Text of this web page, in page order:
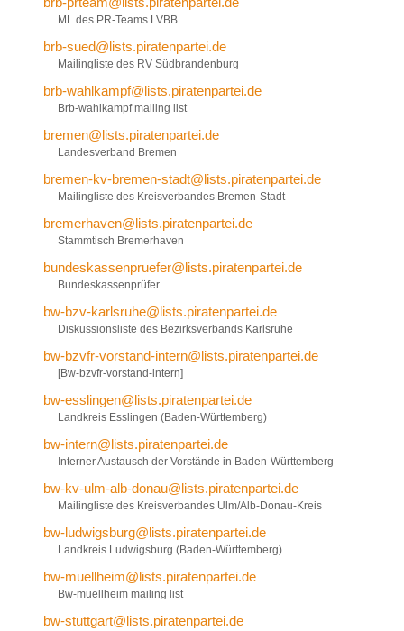
ML des PR-Teams LVBB
brb-sued@lists.piratenpartei.de
Mailingliste des RV Südbrandenburg
brb-wahlkampf@lists.piratenpartei.de
Brb-wahlkampf mailing list
bremen@lists.piratenpartei.de
Landesverband Bremen
bremen-kv-bremen-stadt@lists.piratenpartei.de
Mailingliste des Kreisverbandes Bremen-Stadt
bremerhaven@lists.piratenpartei.de
Stammtisch Bremerhaven
bundeskassenpruefer@lists.piratenpartei.de
Bundeskassenprüfer
bw-bzv-karlsruhe@lists.piratenpartei.de
Diskussionsliste des Bezirksverbands Karlsruhe
bw-bzvfr-vorstand-intern@lists.piratenpartei.de
[Bw-bzvfr-vorstand-intern]
bw-esslingen@lists.piratenpartei.de
Landkreis Esslingen (Baden-Württemberg)
bw-intern@lists.piratenpartei.de
Interner Austausch der Vorstände in Baden-Württemberg
bw-kv-ulm-alb-donau@lists.piratenpartei.de
Mailingliste des Kreisverbandes Ulm/Alb-Donau-Kreis
bw-ludwigsburg@lists.piratenpartei.de
Landkreis Ludwigsburg (Baden-Württemberg)
bw-muellheim@lists.piratenpartei.de
Bw-muellheim mailing list
bw-stuttgart@lists.piratenpartei.de